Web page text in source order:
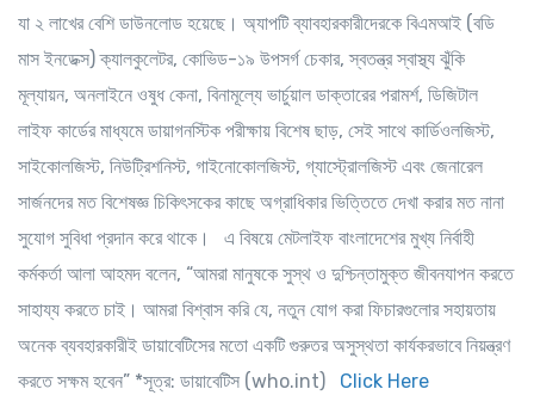
যা ২ লাখের বেশি ডাউনলোড হয়েছে। অ্যাপটি ব্যাবহারকারীদেরকে বিএমআই (বডি
মাস ইনডেক্স) ক্যালকুলেটর, কোভিড-১৯ উপসর্গ চেকার, স্বতন্ত্র স্বাস্থ্য ঝুঁকি
মূল্যায়ন, অনলাইনে ওষুধ কেনা, বিনামূল্যে ভার্চুয়াল ডাক্তারের পরামর্শ, ডিজিটাল
লাইফ কার্ডের মাধ্যমে ডায়াগনস্টিক পরীক্ষায় বিশেষ ছাড়, সেই সাথে কার্ডিওলজিস্ট,
সাইকোলজিস্ট, নিউট্রিশনিস্ট, গাইনোকোলজিস্ট, গ্যাস্ট্রোলজিস্ট এবং জেনারেল
সার্জনদের মত বিশেষজ্ঞ চিকিৎসকের কাছে অগ্রাধিকার ভিত্তিতে দেখা করার মত নানা
সুযোগ সুবিধা প্রদান করে থাকে।
এ বিষয়ে মেটলাইফ বাংলাদেশের মুখ্য নির্বাহী
কর্মকর্তা আলা আহমদ বলেন, “আমরা মানুষকে সুস্থ ও দুশ্চিন্তামুক্ত জীবনযাপন করতে
সাহায্য করতে চাই। আমরা বিশ্বাস করি যে, নতুন যোগ করা ফিচারগুলোর সহায়তায়
অনেক ব্যবহারকারীই ডায়াবেটিসের মতো একটি গুরুতর অসুস্থতা কার্যকরভাবে নিয়ন্ত্রণ
করতে সক্ষম হবেন” *সূত্র: ডায়াবেটিস (who.int) Click Here